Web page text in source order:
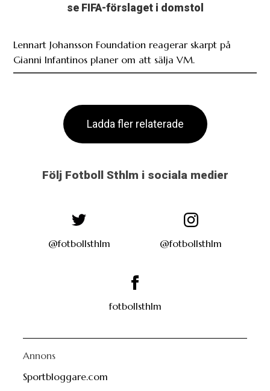
se FIFA-förslaget i domstol
Lennart Johansson Foundation reagerar skarpt på
Gianni Infantinos planer om att sälja VM.
Ladda fler relaterade
Följ Fotboll Sthlm i sociala medier
@fotbollsthlm @fotbollsthlm
fotbollsthlm
Annons
Sportbloggare.com